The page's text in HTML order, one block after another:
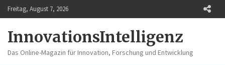
Skip
to
Freitag, August 7, 2026
InnovationsIntelligenz
Das Online-Magazin für Innovation, Forschung und Entwicklung